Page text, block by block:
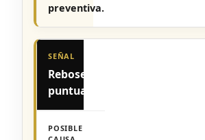
preventiva.
Reboses
puntuales